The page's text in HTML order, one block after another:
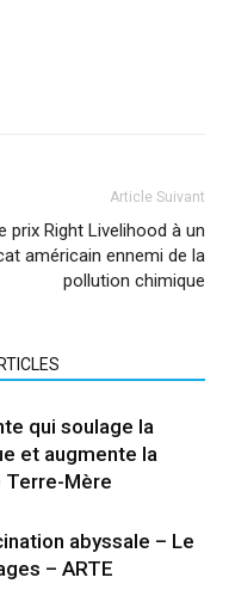
Article Suivant
prix Right Livelihood à un
américain ennemi de la
pollution chimique
qui soulage la
et augmente la
Terre-Mère
abyssale – Le
– ARTE